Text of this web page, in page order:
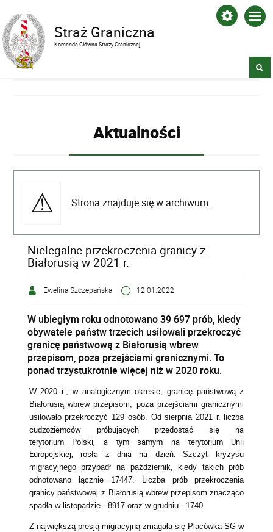
Straż Graniczna
Komenda Główna Straży Granicznej
Aktualności
Strona znajduje się w archiwum.
Nielegalne przekroczenia granicy z
Białorusią w 2021 r.
Ewelina Szczepańska 12.01.2022
W ubiegłym roku odnotowano 39 697 prób, kiedy
obywatele państw trzecich usiłowali przekroczyć
granicę państwową z Białorusią wbrew
przepisom, poza przejściami granicznymi. To
ponad trzystukrotnie więcej niż w 2020 roku.
W 2020 r., w analogicznym okresie, granicę państwową z
Białorusią wbrew przepisom, poza przejściami granicznymi
usiłowało przekroczyć 129 osób. Od sierpnia 2021 r. liczba
cudzoziemców próbujących przedostać się na
terytorium Polski, a tym samym na terytorium Unii
Europejskiej, rosła z dnia na dzień.
Szczyt kryzysu
migracyjnego przypadł na październik, kiedy takich prób
odnotowano łącznie 17447. Liczba prób
przekroczenia
granicy państwowej z Białorusią wbrew przepisom znacząco
spadła w listopadzie - 8917 oraz w grudniu - 1740.
Z największą presją migracyjną zmagała się Placówka SG w